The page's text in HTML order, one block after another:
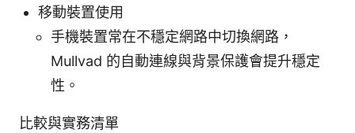
移動裝置使用
手機裝置常在不穩定網路中切換網路，
Mullvad 的自動連線與背景保護會提升穩定
性。
比較與實務清單